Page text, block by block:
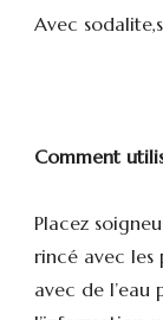
Avec
Comment
Placez
rincé avec les
avec de l’eau